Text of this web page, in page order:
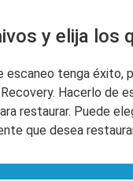
y elija los
escaneo tenga éxito,
Hacerlo de
restaurar. Puede
que desea